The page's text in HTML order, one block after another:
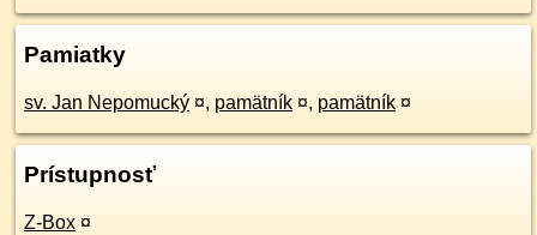
Pamiatky
sv. Jan Nepomucký ¤, pamätník ¤, pamätník ¤
Prístupnosť
Z-Box ¤